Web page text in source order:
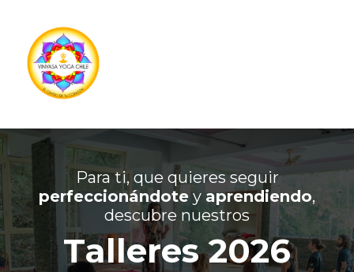
Para ti, que quieres seguir
perfeccionándote y aprendiendo,
descubre nuestros
Talleres 2026